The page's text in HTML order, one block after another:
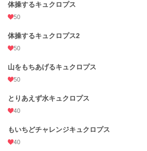
体操するキュクロプス
50
体操するキュクロプス2
50
山をもちあげるキュクロプス
50
とりあえず水キュクロプス
40
もいちどチャレンジキュクロプス
40